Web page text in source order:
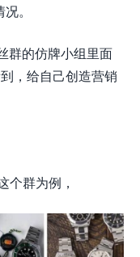
。
群的仿牌小组里面
，给自己创造营销
个群为例，